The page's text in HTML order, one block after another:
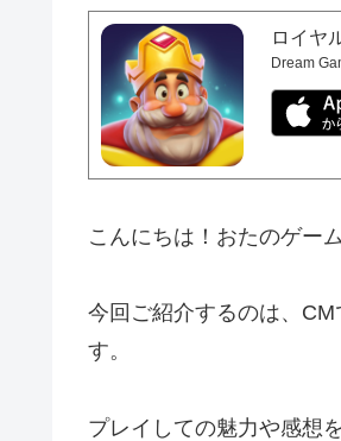
ロイヤ
Dream
こんにちは！おたのゲー
今回ご紹介するのは、
す。
プレイしての魅力や感想